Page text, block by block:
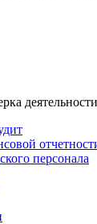
персонала